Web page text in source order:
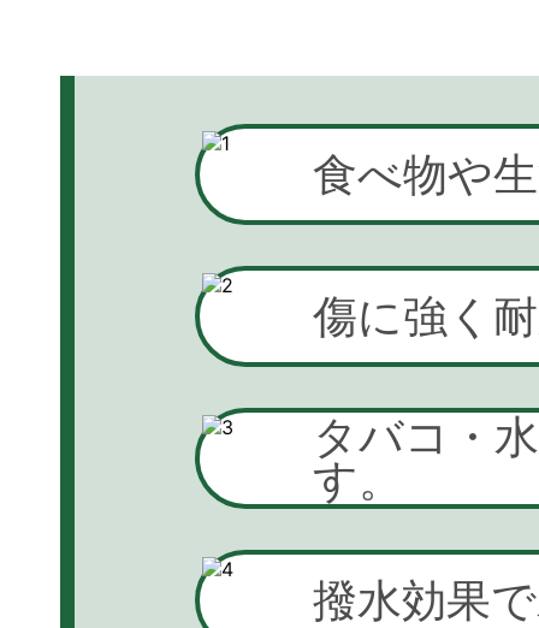
食べ物や
傷に強く
タバコ・
す。
撥水効果